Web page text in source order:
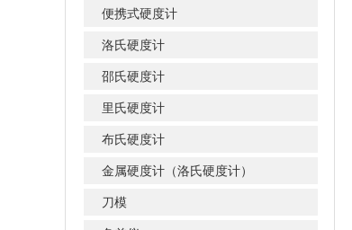
便携式硬度计
洛氏硬度计
邵氏硬度计
里氏硬度计
布氏硬度计
金属硬度计（洛氏硬度计）
刀模